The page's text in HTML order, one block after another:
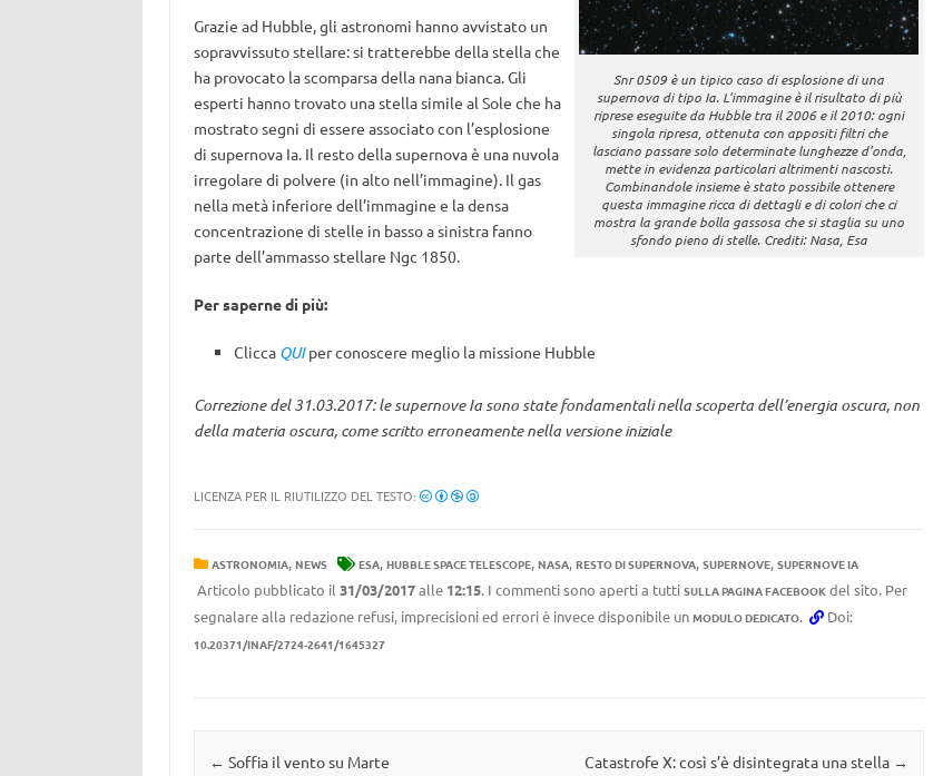
Snr 0509 è un tipico caso di esplosione di una
supernova di tipo Ia. L’immagine è il risultato di più
riprese eseguite da Hubble tra il 2006 e il 2010: ogni
singola ripresa, ottenuta con appositi filtri che
lasciano passare solo determinate lunghezze d’onda,
mette in evidenza particolari altrimenti nascosti.
Combinandole insieme è stato possibile ottenere
questa immagine ricca di dettagli e di colori che ci
mostra la grande bolla gassosa che si staglia su uno
sfondo pieno di stelle. Crediti: Nasa, Esa
Grazie ad Hubble, gli astronomi hanno avvistato un
sopravvissuto stellare: si tratterebbe della stella che
ha provocato la scomparsa della nana bianca. Gli
esperti hanno trovato una stella simile al Sole che ha
mostrato segni di essere associato con l’esplosione
di supernova Ia. Il resto della supernova è una nuvola
irregolare di polvere (in alto nell’immagine). Il gas
nella metà inferiore dell’immagine e la densa
concentrazione di stelle in basso a sinistra fanno
parte dell’ammasso stellare Ngc 1850.
Per saperne di più:
Clicca QUIper conoscere meglio la missione Hubble
Correzione del 31.03.2017: le supernove Ia sono state fondamentali nella scoperta dell’energia oscura, non
della materia oscura, come scritto erroneamente nella versione iniziale
LICENZA PER IL RIUTILIZZO DEL TESTO:
ASTRONOMIA, NEWS ESA, HUBBLE SPACE TELESCOPE, NASA, RESTO DI SUPERNOVA, SUPERNOVE, SUPERNOVE IA
Articolo pubblicato il 31/03/2017alle 12:15. I commenti sono aperti a tutti SULLA PAGINA FACEBOOKdel sito. Per
segnalare alla redazione refusi, imprecisioni ed errori è invece disponibile un MODULO DEDICATO. Doi:
10.20371/INAF/2724-2641/1645327
Navigazione articolo
← Soffia il vento su Marte Catastrofe X: così s’è disintegrata una stella →